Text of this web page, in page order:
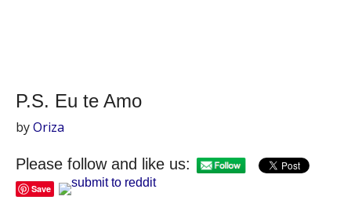
P.S. Eu te Amo
byOriza
Please follow and like us:
Save